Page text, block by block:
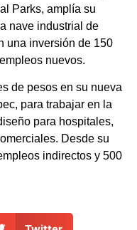
Parks, amplía su
nave industrial de
una inversión de 150
nuevos.
de pesos en su nueva
para trabajar en la
para hospitales,
Desde su
indirectos y 500